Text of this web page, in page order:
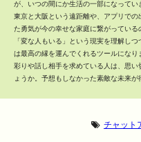
が、いつの間にか生活の一部になってい
東京と大阪という遠距離や、アプリでの
た勇気が今の幸せな家庭に繋がっている
「変な人もいる」という現実を理解し
は最高の縁を運んでくれるツールにな
彩りや話し相手を求めている人は、思い
ょうか。予想もしなかった素敵な未来が
チャット